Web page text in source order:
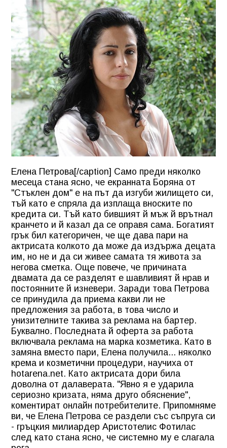
Елена Петрова[/caption] Само преди няколко
месеца стана ясно, че екранната Боряна от
"Стъклен дом" е на път да изгуби жилището си,
тъй като е спряла да изплаща вноските по
кредита си. Тъй като бившият й мъж й врътнал
кранчето и й казал да се оправя сама. Богатият
грък бил категоричен, че ще дава пари на
актрисата колкото да може да издържа децата
им, но не и да си живее самата тя живота за
негова сметка. Още повече, че причината
двамата да се разделят е шавливият й нрав и
постоянните й изневери. Заради това Петрова
се принудила да приема какви ли не
предложения за работа, в това число и
унизителните такива за реклама на бартер.
Буквално. Последната й оферта за работа
включвала реклама на марка козметика. Като в
замяна вместо пари, Елена получила... няколко
крема и козметични процедури, научиха от
hotarena.net. Като актрисата дори била
доволна от далаверата. "Явно я е ударила
сериозно кризата, няма друго обяснение",
коментират онлайн потребителите. Припомняме
ви, че Елена Петрова се раздели със съпруга си
- гръцкия милиардер Аристотелис Фотилас
след като стана ясно, че системно му е слагала